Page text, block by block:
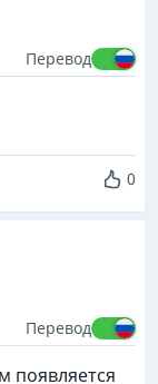
Перевод
0
Перевод
появляется